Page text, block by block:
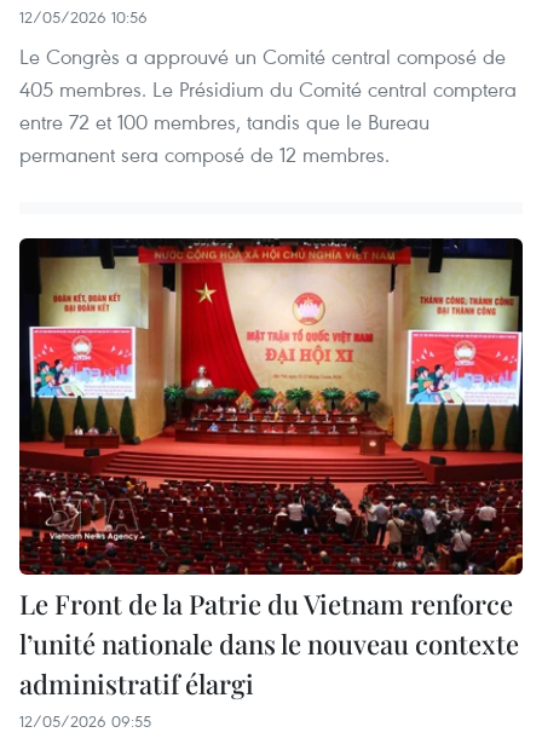
12/05/2026 10:56
Le Congrès a approuvé un Comité central composé de
405 membres. Le Présidium du Comité central comptera
entre 72 et 100 membres, tandis que le Bureau
permanent sera composé de 12 membres.
Le Front de la Patrie du Vietnam renforce
l’unité nationale dans le nouveau contexte
administratif élargi
12/05/2026 09:55